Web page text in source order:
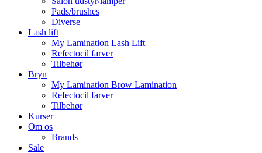
Pads/brushes
Diverse
Lash lift
My Lamination Lash Lift
Refectocil farver
Tilbehør
Bryn
My Lamination Brow Lamination
Refectocil farver
Tilbehør
Kurser
Om os
Brands
Sale